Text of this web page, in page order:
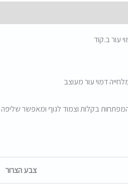
עור ב.קוד
דמוי עור מעוצב
בקלות וצמוד לגוף ומאפשר
צבע הצרור